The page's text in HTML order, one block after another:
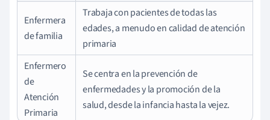
Enfermera
de familia
Trabaja con pacientes de todas las
edades, a menudo en calidad de atención
primaria
Enfermero
de
Atención
Primaria
Se centra en la prevención de
enfermedades y la promoción de la
salud, desde la infancia hasta la vejez.